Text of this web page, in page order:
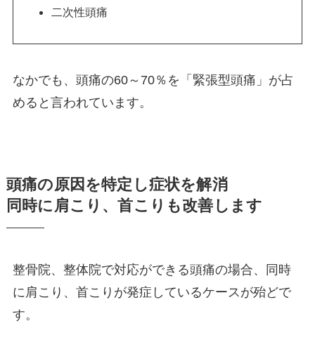
二次性頭痛
なかでも、頭痛の60～70％を「緊張型頭痛」が占
めると言われています。
頭痛の原因を特定し症状を解消
同時に肩こり、首こりも改善します
整骨院、整体院で対応ができる頭痛の場合、同時
に肩こり、首こりが発症しているケースが殆どで
す。